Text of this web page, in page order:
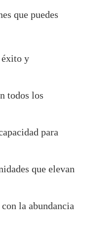
que puedes
éxito y
todos los
para
que elevan
la abundancia